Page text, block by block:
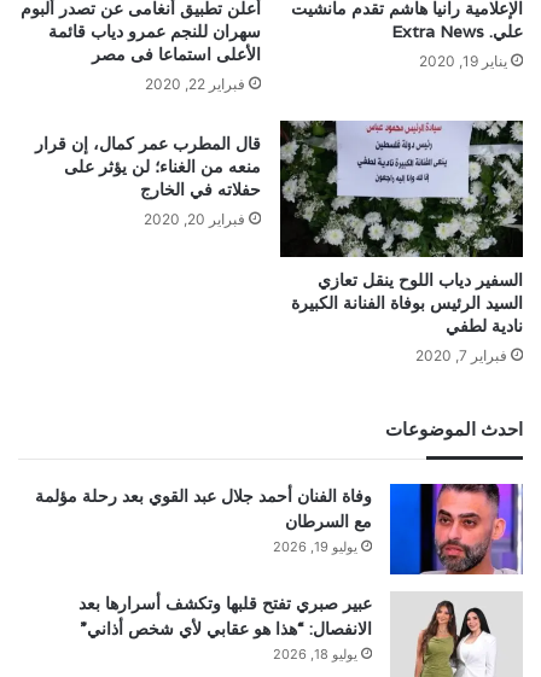
الإعلامية رانيا هاشم تقدم مانشيت
علي. Extra News
يناير 19, 2020
أعلن تطبيق أنغامى عن تصدر ألبوم
سهران للنجم عمرو دياب قائمة
الأعلى استماعا فى مصر
فبراير 22, 2020
السفير دياب اللوح ينقل تعازي
السيد الرئيس بوفاة الفنانة الكبيرة
نادية لطفي
فبراير 7, 2020
قال المطرب عمر كمال، إن قرار
منعه من الغناء؛ لن يؤثر على
حفلاته في الخارج
فبراير 20, 2020
احدث الموضوعات
وفاة الفنان أحمد جلال عبد القوي بعد رحلة مؤلمة
مع السرطان
يوليو 19, 2026
عبير صبري تفتح قلبها وتكشف أسرارها بعد
الانفصال: “هذا هو عقابي لأي شخص أذاني”
يوليو 18, 2026